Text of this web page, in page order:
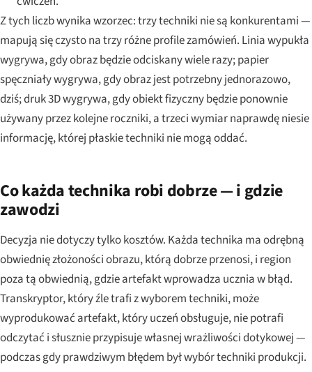
Z tych liczb wynika wzorzec: trzy techniki nie są konkurentami —
mapują się czysto na trzy różne profile zamówień. Linia wypukła
wygrywa, gdy obraz będzie odciskany wiele razy; papier
spęczniały wygrywa, gdy obraz jest potrzebny jednorazowo,
dziś; druk 3D wygrywa, gdy obiekt fizyczny będzie ponownie
używany przez kolejne roczniki, a trzeci wymiar naprawdę niesie
informację, której płaskie techniki nie mogą oddać.
Co każda technika robi dobrze — i gdzie
zawodzi
Decyzja nie dotyczy tylko kosztów. Każda technika ma odrębną
obwiednię złożoności obrazu, którą dobrze przenosi, i region
poza tą obwiednią, gdzie artefakt wprowadza ucznia w błąd.
Transkryptor, który źle trafi z wyborem techniki, może
wyprodukować artefakt, który uczeń obsługuje, nie potrafi
odczytać i słusznie przypisuje własnej wrażliwości dotykowej —
podczas gdy prawdziwym błędem był wybór techniki produkcji.